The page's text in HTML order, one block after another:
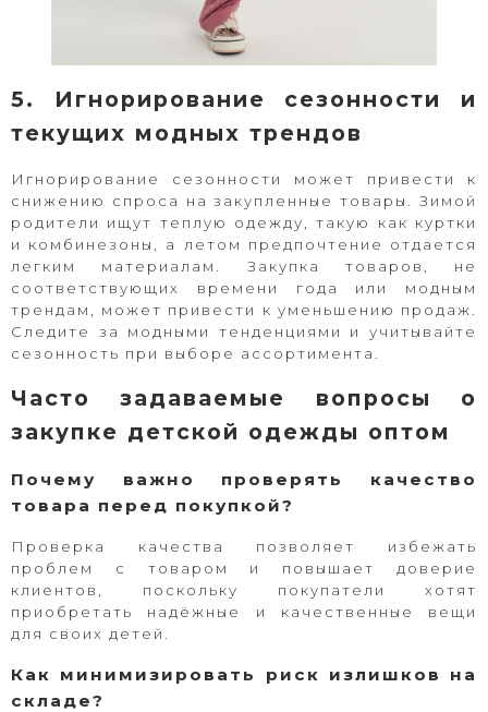
5. Игнорирование сезонности и
текущих модных трендов
Игнорирование сезонности может привести к
снижению спроса на закупленные товары. Зимой
родители ищут теплую одежду, такую как куртки
и комбинезоны, а летом предпочтение отдается
легким материалам. Закупка товаров, не
соответствующих времени года или модным
трендам, может привести к уменьшению продаж.
Следите за модными тенденциями и учитывайте
сезонность при выборе ассортимента.
Часто задаваемые вопросы о
закупке детской одежды оптом
Почему важно проверять качество
товара перед покупкой?
Проверка качества позволяет избежать
проблем с товаром и повышает доверие
клиентов, поскольку покупатели хотят
приобретать надёжные и качественные вещи
для своих детей.
Как минимизировать риск излишков на
складе?